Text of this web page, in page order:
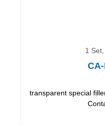
1
transparent special